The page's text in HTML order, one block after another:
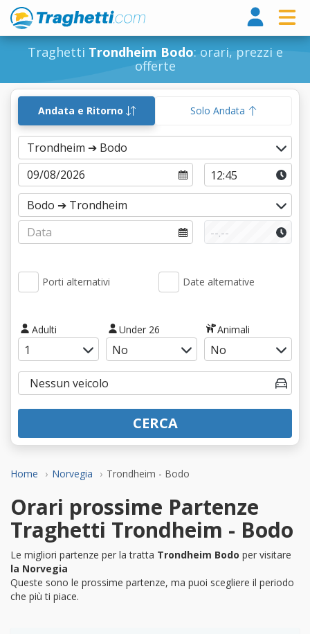
Traghetti Trondheim Bodo: orari, prezzi e
offerte
Home Norvegia Trondheim - Bodo
Andata e Ritorno Solo Andata
Porti alternativi Date alternative
Adulti Under 26 Animali
CERCA
Orari prossime Partenze
Traghetti Trondheim - Bodo
Le migliori partenze per la tratta Trondheim Bodo per visitare
la Norvegia
Queste sono le prossime partenze, ma puoi scegliere il periodo
che più ti piace.